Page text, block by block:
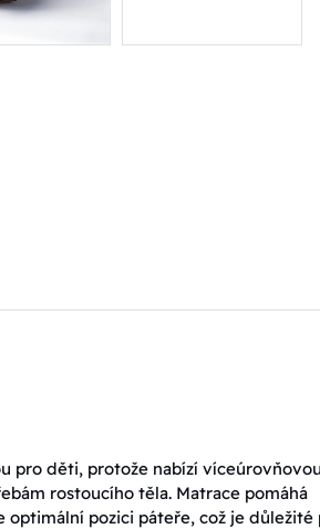
pro děti, protože nabízí víceúrovňovou
rostoucího těla. Matrace pomáhá
optimální pozici páteře, což je důležité